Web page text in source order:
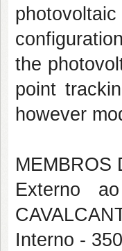
the
point
however
MEMBROS
Externo
Interno -